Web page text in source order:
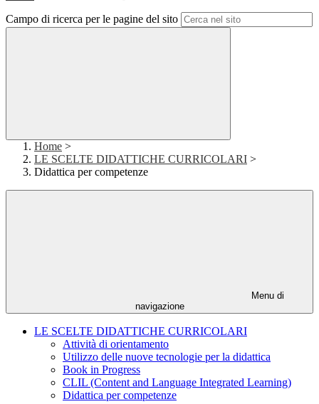
Campo di ricerca per le pagine del sito
Home >
LE SCELTE DIDATTICHE CURRICOLARI >
Didattica per competenze
Menu di
navigazione
LE SCELTE DIDATTICHE CURRICOLARI
Attività di orientamento
Utilizzo delle nuove tecnologie per la didattica
Book in Progress
CLIL (Content and Language Integrated Learning)
Didattica per competenze